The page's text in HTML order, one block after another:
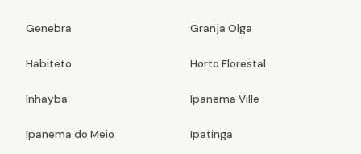
Genebra Granja Olga
Habiteto Horto Florestal
Inhayba Ipanema Ville
Ipanema do Meio Ipatinga